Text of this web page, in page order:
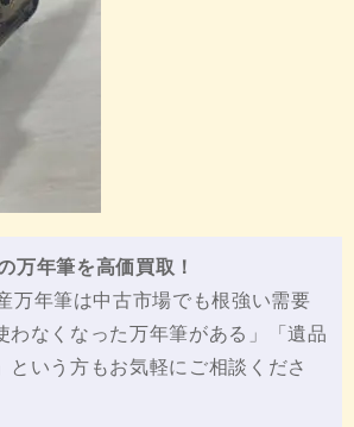
万年筆を高価買取！
万年筆は中古市場でも根強い需要
わなくなった万年筆がある」「遺品
という方もお気軽にご相談くださ